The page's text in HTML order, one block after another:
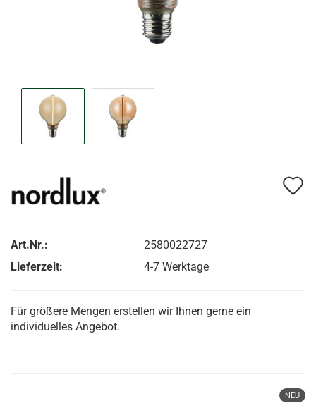
Art.Nr.:
2580022727
Lieferzeit:
4-7 Werktage
Für größere Mengen erstellen wir Ihnen gerne ein
individuelles Angebot.
NEU